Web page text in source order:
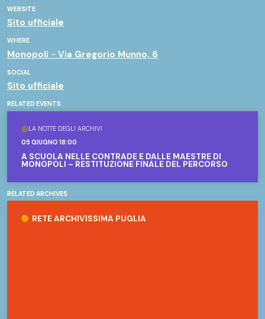
WEBSITE
Sito ufficiale
WHERE
Monopoli - Via Gregorio Munno, 6
SOCIAL
Sito ufficiale
RELATED EVENTS
LA NOTTE DEGLI ARCHIVI
05 GIUGNO 18:00
A SCUOLA NELLE CONTRADE E DALLE MAESTRE DI
MONOPOLI – RESTITUZIONE FINALE DEL PERCORSO
RELATED ARCHIVES
RETE ARCHIVISSIMA PUGLIA